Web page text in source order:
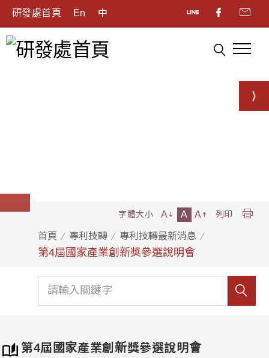
研發處首頁 En 中
首頁 專利技轉 專利技轉最新消息
第4屆國家產業創新獎參選說明會
字體大小 A A A 列印
第4屆國家產業創新獎參選說明會